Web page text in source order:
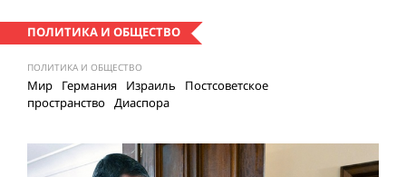
ПОЛИТИКА И ОБЩЕСТВО
ПОЛИТИКА И ОБЩЕСТВО
Мир Германия Израиль
Постсоветское
пространство Диаспора